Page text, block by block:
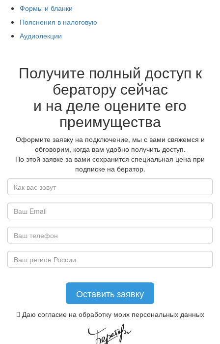
Формы и бланки
Пояснения в налоговую
Аудиолекции
Получите полный доступ к
бератору сейчас
и на деле оцените его
преимущества
Оформите заявку на подключение, мы с вами свяжемся и
обговорим, когда вам удобно получить доступ.
По этой заявке за вами сохранится специальная цена при
подписке на бератор.
Даю согласие на обработку моих персональных данных